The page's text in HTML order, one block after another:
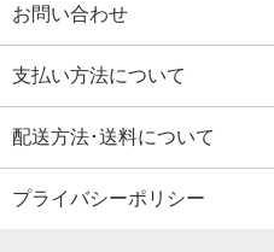
お問い合わせ
支払い方法について
配送方法･送料について
プライバシーポリシー